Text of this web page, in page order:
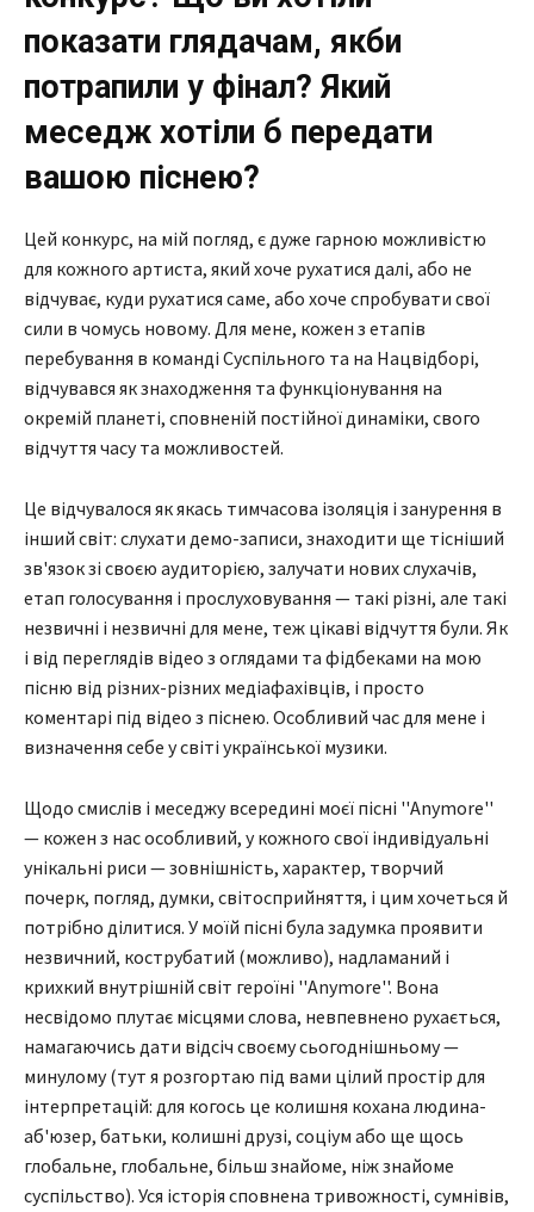
показати глядачам, якби
потрапили у фінал? Який
меседж хотіли б передати
вашою піснею?
Цей конкурс, на мій погляд, є дуже гарною можливістю
для кожного артиста, який хоче рухатися далі, або не
відчуває, куди рухатися саме, або хоче спробувати свої
сили в чомусь новому. Для мене, кожен з етапів
перебування в команді Суспільного та на Нацвідборі,
відчувався як знаходження та функціонування на
окремій планеті, сповненій постійної динаміки, свого
відчуття часу та можливостей.
Це відчувалося як якась тимчасова ізоляція і занурення в
інший світ: слухати демо-записи, знаходити ще тісніший
зв'язок зі своєю аудиторією, залучати нових слухачів,
етап голосування і прослуховування — такі різні, але такі
незвичні і незвичні для мене, теж цікаві відчуття були. Як
і від переглядів відео з оглядами та фідбеками на мою
пісню від різних-різних медіафахівців, і просто
коментарі під відео з піснею. Особливий час для мене і
визначення себе у світі української музики.
Щодо смислів і меседжу всередині моєї пісні ''Anymore''
— кожен з нас особливий, у кожного свої індивідуальні
унікальні риси — зовнішність, характер, творчий
почерк, погляд, думки, світосприйняття, і цим хочеться й
потрібно ділитися. У моїй пісні була задумка проявити
незвичний, кострубатий (можливо), надламаний і
крихкий внутрішній світ героїні ''Anymore''. Вона
несвідомо плутає місцями слова, невпевнено рухається,
намагаючись дати відсіч своєму сьогоднішньому —
минулому (тут я розгортаю під вами цілий простір для
інтерпретацій: для когось це колишня кохана людина-
аб'юзер, батьки, колишні друзі, соціум або ще щось
глобальне, глобальне, більш знайоме, ніж знайоме
суспільство). Уся історія сповнена тривожності, сумнівів,